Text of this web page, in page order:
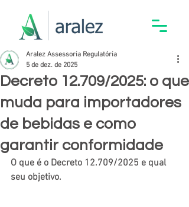
Decreto 12.709/2025: o que
muda para importadores
de bebidas e como
garantir conformidade
Aralez Assessoria Regulatória
5 de dez. de 2025
O que é o Decreto 12.709/2025 e qual
seu objetivo.